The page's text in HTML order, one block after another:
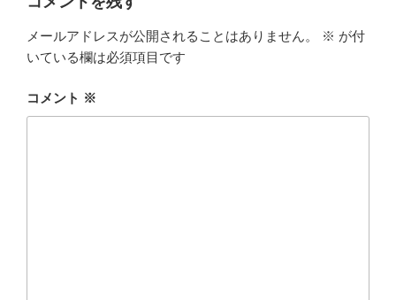
メールアドレスが公開されることはありません。 ※ が付
いている欄は必須項目です
コメント ※